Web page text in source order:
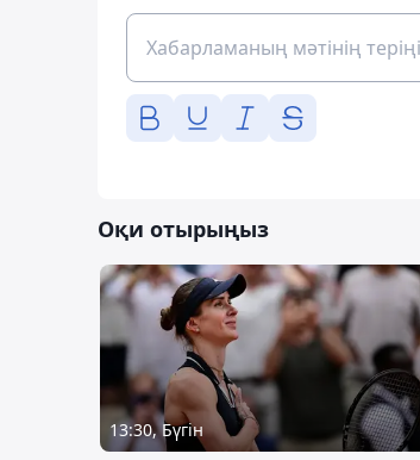
Оқи отырыңыз
13:30, Бүгін